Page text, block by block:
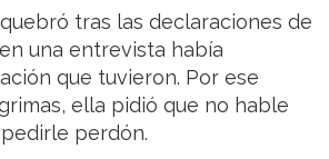
tras las declaraciones de
una entrevista había
que tuvieron. Por ese
ella pidió que no hable
perdón.